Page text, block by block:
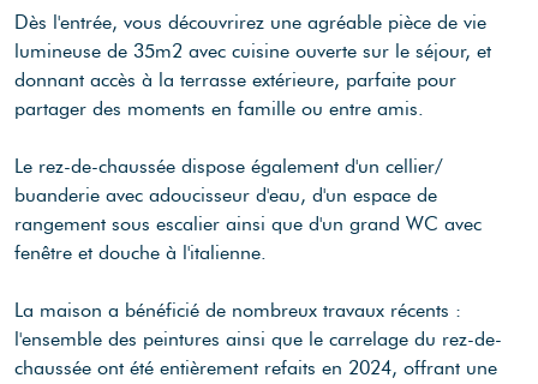
Dès l'entrée, vous découvrirez une agréable pièce de vie
lumineuse de 35m2 avec cuisine ouverte sur le séjour, et
donnant accès à la terrasse extérieure, parfaite pour
partager des moments en famille ou entre amis.
Le rez-de-chaussée dispose également d'un cellier/
buanderie avec adoucisseur d'eau, d'un espace de
rangement sous escalier ainsi que d'un grand WC avec
fenêtre et douche à l'italienne.
La maison a bénéficié de nombreux travaux récents :
l'ensemble des peintures ainsi que le carrelage du rez-de-
chaussée ont été entièrement refaits en 2024, offrant une